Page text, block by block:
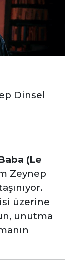
Dinsel
(Le
Zeynep
üzerine
unutma